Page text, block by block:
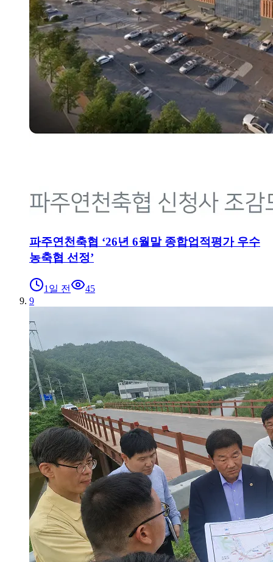
파주연천축협 ‘26년 6월말 종합업적평가 우수
농축협 선정’
1일 전
45
9